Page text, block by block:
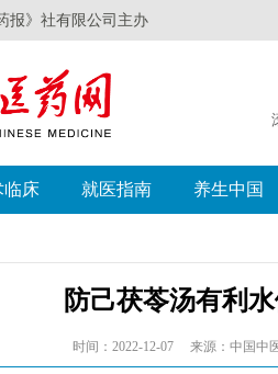
报》社有限公司主办
临床 就医指南 养生中国
防己茯苓汤有利
时间：2022-12-07 来源：中国中